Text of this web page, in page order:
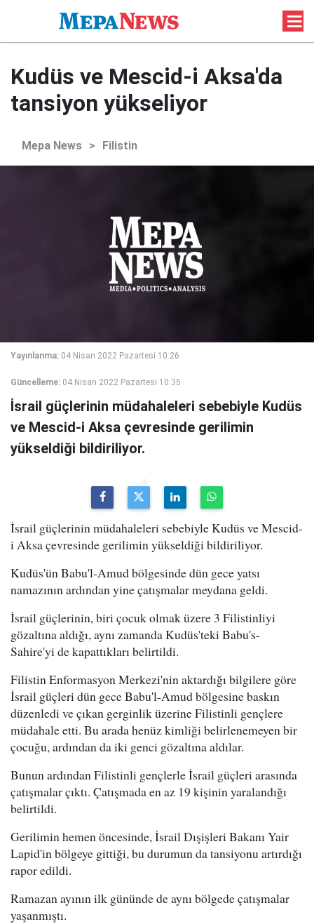
Kudüs ve Mescid-i Aksa'da
tansiyon yükseliyor
Mepa News > Filistin
Yayınlanma: 04 Nisan 2022 Pazartesi 10:26
Güncelleme: 04 Nisan 2022 Pazartesi 10:35
İsrail güçlerinin müdahaleleri sebebiyle Kudüs
ve Mescid-i Aksa çevresinde gerilimin
yükseldiği bildiriliyor.
İsrail güçlerinin müdahaleleri sebebiyle Kudüs ve Mescid-
i Aksa çevresinde gerilimin yükseldiği bildiriliyor.
Kudüs'ün Babu'l-Amud bölgesinde dün gece yatsı
namazının ardından yine çatışmalar meydana geldi.
İsrail güçlerinin, biri çocuk olmak üzere 3 Filistinliyi
gözaltına aldığı, aynı zamanda Kudüs'teki Babu's-
Sahire'yi de kapattıkları belirtildi.
Filistin Enformasyon Merkezi'nin aktardığı bilgilere göre
İsrail güçleri dün gece Babu'l-Amud bölgesine baskın
düzenledi ve çıkan gerginlik üzerine Filistinli gençlere
müdahale etti. Bu arada henüz kimliği belirlenemeyen bir
çocuğu, ardından da iki genci gözaltına aldılar.
Bunun ardından Filistinli gençlerle İsrail güçleri arasında
çatışmalar çıktı. Çatışmada en az 19 kişinin yaralandığı
belirtildi.
Gerilimin hemen öncesinde, İsrail Dışişleri Bakanı Yair
Lapid'in bölgeye gittiği, bu durumun da tansiyonu artırdığı
rapor edildi.
Ramazan ayının ilk gününde de aynı bölgede çatışmalar
yaşanmıştı.